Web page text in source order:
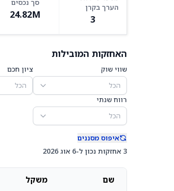
הערך בקרן
3
סך נכסים
24.82M
האחזקות המובילות
שווי שוק
הכל
ציון חכם
הכל
רווח שנתי
הכל
איפוס מסננים
3 אחזקות נכון ל-6 אוג 2026
שם משקל